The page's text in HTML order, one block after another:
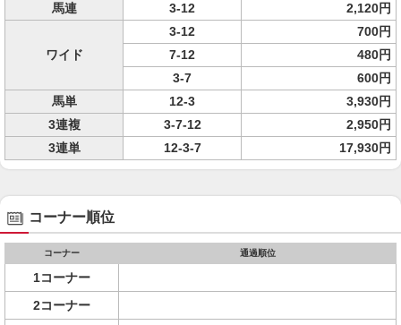
馬連
3-12 2,120円
ワイド
3-12
700円
7-12
480円
3-7
600円
馬単
12-3
3,930円
3連複
3-7-12
2,950円
3連単
12-3-7 17,930円
コーナー順位
コーナー 通過順位
1コーナー
2コーナー